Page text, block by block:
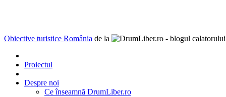
Obiective turistice România de la
Proiectul
Despre noi
Ce înseamnă DrumLiber.ro